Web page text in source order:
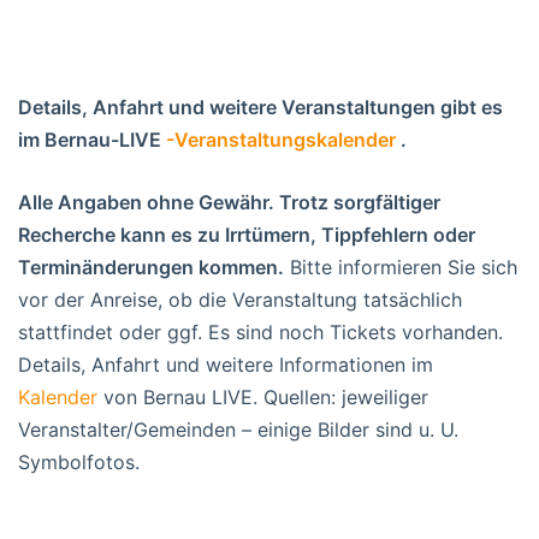
Details, Anfahrt und weitere Veranstaltungen gibt es
im Bernau-LIVE -Veranstaltungskalender .
Alle Angaben ohne Gewähr. Trotz sorgfältiger
Recherche kann es zu Irrtümern, Tippfehlern oder
Terminänderungen kommen. Bitte informieren Sie sich
vor der Anreise, ob die Veranstaltung tatsächlich
stattfindet oder ggf. Es sind noch Tickets vorhanden.
Details, Anfahrt und weitere Informationen im
Kalender von Bernau LIVE. Quellen: jeweiliger
Veranstalter/Gemeinden – einige Bilder sind u. U.
Symbolfotos.